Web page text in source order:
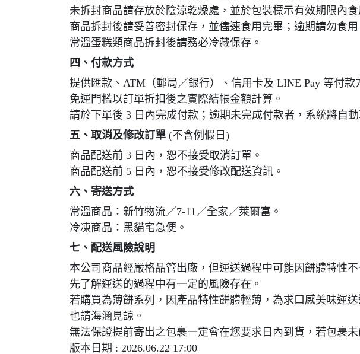
未拆封商品請存放於陰涼乾燥處，並於包裝標示有效期限內食
商品拆封後請妥善密封保存，並儘速食用完畢；逾期請勿食
常溫蛋糕類商品拆封後請務必冷藏保存。
四、付款方式
提供匯款、ATM（郵局／銀行）、信用卡及 LINE Pay 等付款
免運門檻以訂單折扣後之實際結帳金額計算。
請於下單後 3 日內完成付款；逾期未完成付款者，系統將自
五、取消及修改訂單 (不含例假日)
商品配送前 3 日內，恕不接受取消訂單。
商品配送前 5 日內，恕不接受修改配送資訊。
六、寄送方式
常溫商品：新竹物流／7-11／全家／萊爾富。
冷凍商品：黑貓宅急便。
七、配送風險說明
本公司商品經嚴格品管出廠，但運送過程中可能因餅體特性
先了解運送的過程中有一定的風險存在。
若購買為薄餅系列，因產品特性餅體輕薄，為求口感美味運
也請海涵見諒。
無法保證提前寄出之包裹一定會在您要求日內到貨，若包裹
版本日期 : 2026.06.22 17:00